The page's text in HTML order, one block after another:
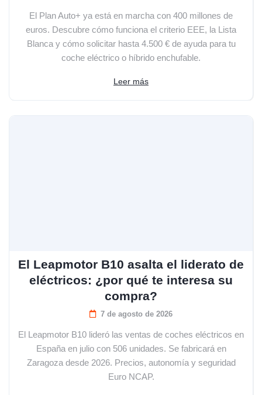
El Plan Auto+ ya está en marcha con 400 millones de
euros. Descubre cómo funciona el criterio EEE, la Lista
Blanca y cómo solicitar hasta 4.500 € de ayuda para tu
coche eléctrico o híbrido enchufable.
Leer más
El Leapmotor B10 asalta el liderato de
eléctricos: ¿por qué te interesa su
compra?
7 de agosto de 2026
El Leapmotor B10 lideró las ventas de coches eléctricos en
España en julio con 506 unidades. Se fabricará en
Zaragoza desde 2026. Precios, autonomía y seguridad
Euro NCAP.